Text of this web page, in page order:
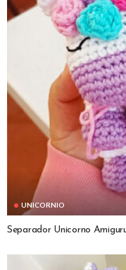
UNICORNIO
Separador Unicorno